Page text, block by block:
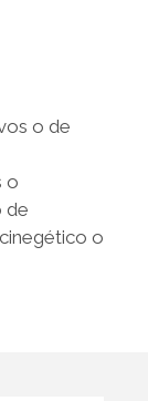
o de
o
de
o